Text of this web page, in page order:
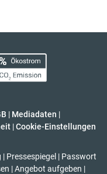
| Mediadaten |
| Cookie-Einstellungen
| Pressespiegel | Passwort
| Angebot aufgeben |